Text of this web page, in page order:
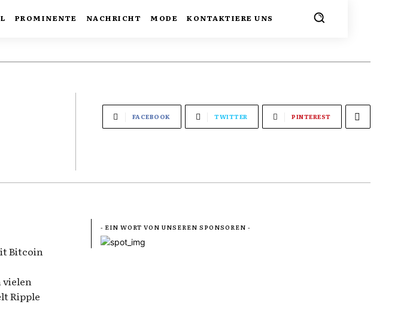
PROMINENTE NACHRICHT MODE KONTAKTIERE UNS
FACEBOOK TWITTER PINTEREST
Bitcoin
vielen
Ripple
- EIN WORT VON UNSEREN SPONSOREN -